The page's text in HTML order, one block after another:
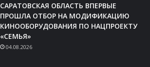
САРАТОВСКАЯ ОБЛАСТЬ ВПЕРВЫЕ
ПРОШЛА ОТБОР НА МОДИФИКАЦИЮ
КИНООБОРУДОВАНИЯ ПО НАЦПРОЕКТУ
«СЕМЬЯ»
04.08.2026